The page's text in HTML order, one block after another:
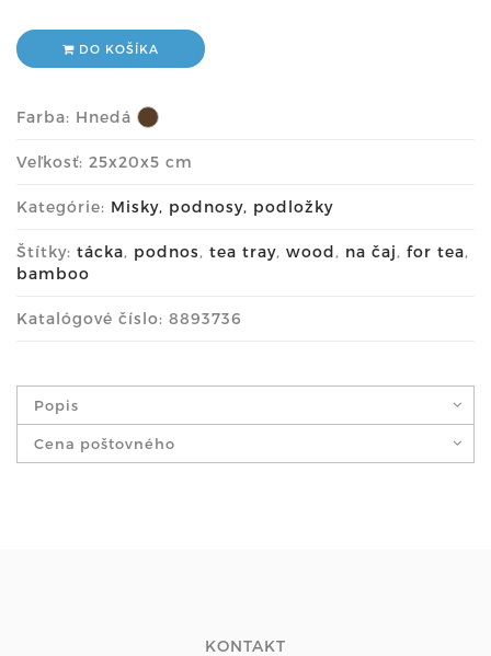
DO KOŠÍKA
Farba: Hnedá
Veľkosť: 25x20x5 cm
Kategórie: Misky, podnosy, podložky
Štítky: tácka, podnos, tea tray, wood, na čaj, for tea,
bamboo
Katalógové číslo: 8893736
Popis
Cena poštovného
KONTAKT